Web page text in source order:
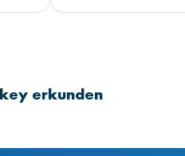
erkunden